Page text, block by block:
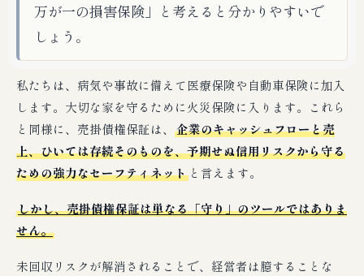
万が一の損害保険」と考えると分かりやすいで
しょう。
私たちは、病気や事故に備えて医療保険や自動車保険に加入
します。大切な家を守るために火災保険に入ります。これら
と同様に、売掛債権保証は、 企業のキャッシュフローと売
上、ひいては存続そのものを、予期せぬ信用リスクから守る
ための強力なセーフティネット と言えます。
しかし、売掛債権保証は単なる「守り」のツールではありま
せん。
未回収リスクが解消されることで、経営者は臆することな